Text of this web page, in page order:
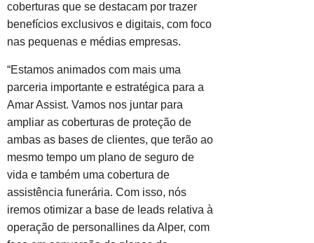
coberturas que se destacam por trazer
benefícios exclusivos e digitais, com foco
nas pequenas e médias empresas.
“Estamos animados com mais uma
parceria importante e estratégica para a
Amar Assist. Vamos nos juntar para
ampliar as coberturas de proteção de
ambas as bases de clientes, que terão ao
mesmo tempo um plano de seguro de
vida e também uma cobertura de
assistência funerária. Com isso, nós
iremos otimizar a base de leads relativa à
operação de personallines da Alper, com